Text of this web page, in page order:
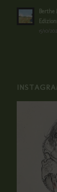
15/10/